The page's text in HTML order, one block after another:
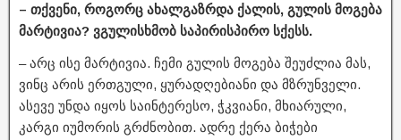
– თქვენი, როგორც ახალგაზრდა ქალის, გულის მოგება
მარტივია? ვგულისხმობ საპირისპირო სქესს.
– არც ისე მარტივია. ჩემი გულის მოგება შეუძლია მას,
ვინც არის ერთგული, ყურადღებიანი და მზრუნველი.
ასევე უნდა იყოს საინტერესო, ჭკვიანი, მხიარული,
კარგი იუმორის გრძნობით. ადრე ქერა ბიჭები